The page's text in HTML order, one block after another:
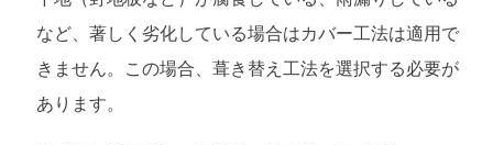
など、著しく劣化している場合はカバー工法は適用で
きません。この場合、葺き替え工法を選択する必要が
あります。